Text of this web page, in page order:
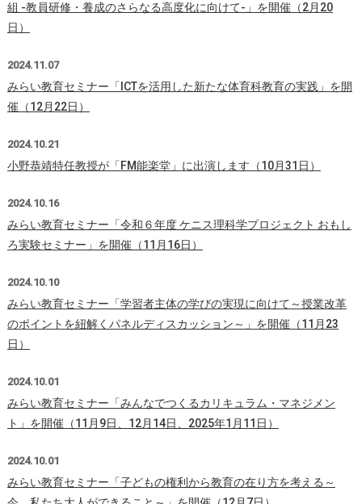
組 -教員研修・養成のさらなる高度化に向けて-」を開催（2月20
日）
2024.11.07
みらい教育セミナー「ICTを活⽤した新たな体育科教育の実践」を開
催（12月22日）
2024.10.21
小野恭靖特任教授が「FM能楽堂」に出演します（10月31日）
2024.10.16
みらい教育セミナー「令和６年度 ケニス理科学プロジェクト おもし
ろ実験セミナー」を開催（11月16日）
2024.10.10
みらい教育セミナー「学習者主体の学びの実現に向けて～授業改革
のポイントを紐解くパネルディスカッション～」を開催（11月23
日）
2024.10.01
みらい教育セミナー「みんなでつくるカリキュラム・マネジメン
ト」を開催（11月9日、12月14日、2025年1月11日）
2024.10.01
みらい教育セミナー「子どもの権利から教育の在り方を考える～